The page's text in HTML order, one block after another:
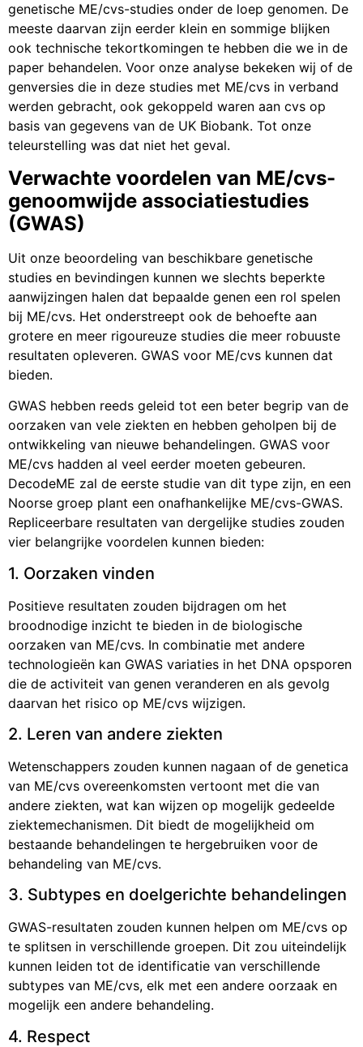
genetische ME/cvs-studies onder de loep genomen. De
meeste daarvan zijn eerder klein en sommige blijken
ook technische tekortkomingen te hebben die we in de
paper behandelen. Voor onze analyse bekeken wij of de
genversies die in deze studies met ME/cvs in verband
werden gebracht, ook gekoppeld waren aan cvs op
basis van gegevens van de UK Biobank. Tot onze
teleurstelling was dat niet het geval.
Verwachte voordelen van ME/cvs-
genoomwijde associatiestudies
(GWAS)
Uit onze beoordeling van beschikbare genetische
studies en bevindingen kunnen we slechts beperkte
aanwijzingen halen dat bepaalde genen een rol spelen
bij ME/cvs. Het onderstreept ook de behoefte aan
grotere en meer rigoureuze studies die meer robuuste
resultaten opleveren. GWAS voor ME/cvs kunnen dat
bieden.
GWAS hebben reeds geleid tot een beter begrip van de
oorzaken van vele ziekten en hebben geholpen bij de
ontwikkeling van nieuwe behandelingen. GWAS voor
ME/cvs hadden al veel eerder moeten gebeuren.
DecodeME zal de eerste studie van dit type zijn, en een
Noorse groep plant een onafhankelijke ME/cvs-GWAS.
Repliceerbare resultaten van dergelijke studies zouden
vier belangrijke voordelen kunnen bieden:
1. Oorzaken vinden
Positieve resultaten zouden bijdragen om het
broodnodige inzicht te bieden in de biologische
oorzaken van ME/cvs. In combinatie met andere
technologieën kan GWAS variaties in het DNA opsporen
die de activiteit van genen veranderen en als gevolg
daarvan het risico op ME/cvs wijzigen.
2. Leren van andere ziekten
Wetenschappers zouden kunnen nagaan of de genetica
van ME/cvs overeenkomsten vertoont met die van
andere ziekten, wat kan wijzen op mogelijk gedeelde
ziektemechanismen. Dit biedt de mogelijkheid om
bestaande behandelingen te hergebruiken voor de
behandeling van ME/cvs.
3. Subtypes en doelgerichte behandelingen
GWAS-resultaten zouden kunnen helpen om ME/cvs op
te splitsen in verschillende groepen. Dit zou uiteindelijk
kunnen leiden tot de identificatie van verschillende
subtypes van ME/cvs, elk met een andere oorzaak en
mogelijk een andere behandeling.
4. Respect